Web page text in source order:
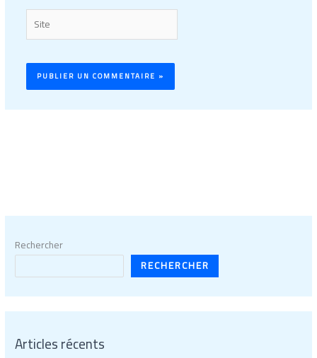
Site
Rechercher
RECHERCHER
Articles récents